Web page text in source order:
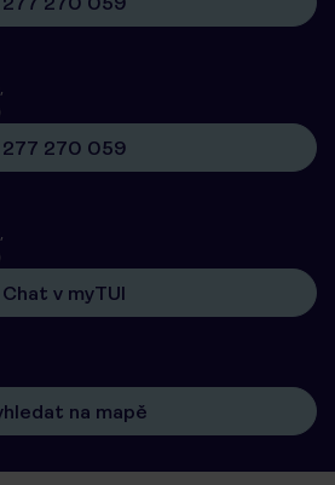
277 270 059
Chat v myTUI
na mapě